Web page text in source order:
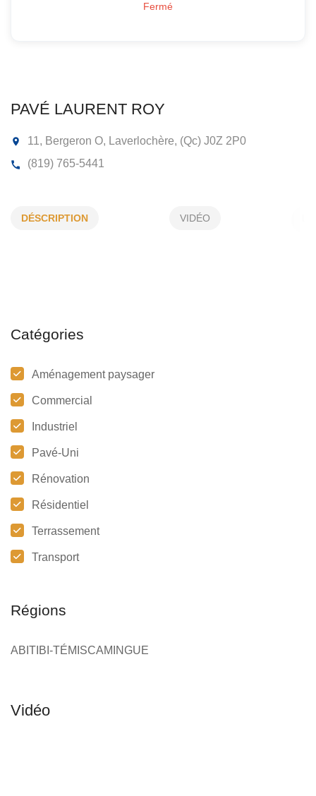
PAVÉ LAURENT ROY
DÉSCRIPTION VIDÉO
Catégories
Aménagement paysager
Commercial
Industriel
Pavé-Uni
Rénovation
Résidentiel
Terrassement
Transport
Régions
ABITIBI-TÉMISCAMINGUE
Fermé